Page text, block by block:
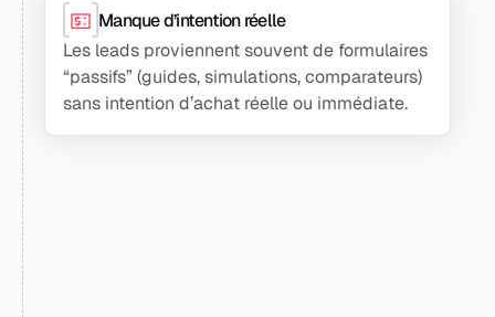
Manque d’intention réelle
Les leads proviennent souvent de formulaires
“passifs” (guides, simulations, comparateurs)
sans intention d’achat réelle ou immédiate.